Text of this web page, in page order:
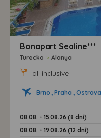
Bonapart Sealine***
Turecko > Alanya
all inclusive
Brno , Praha , Ostrava
08.08. - 15.08.26 (8 dní)
08.08. - 19.08.26 (12 dní)